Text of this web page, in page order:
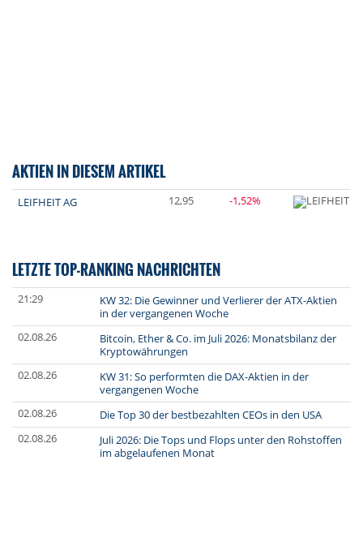
AKTIEN IN DIESEM ARTIKEL
LEIFHEIT AG 12,95 -1,52%
LETZTE TOP-RANKING NACHRICHTEN
21:29
KW 32: Die Gewinner und Verlierer der ATX-Aktien
in der vergangenen Woche
02.08.26
Bitcoin, Ether & Co. im Juli 2026: Monatsbilanz der
Kryptowährungen
02.08.26
KW 31: So performten die DAX-Aktien in der
vergangenen Woche
02.08.26
Die Top 30 der bestbezahlten CEOs in den USA
02.08.26
Juli 2026: Die Tops und Flops unter den Rohstoffen
im abgelaufenen Monat